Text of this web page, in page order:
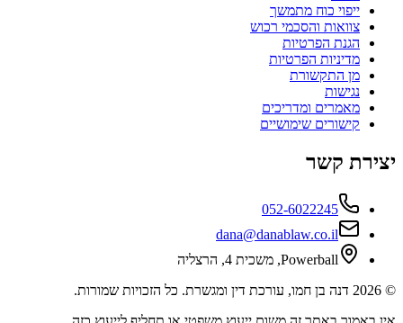
ייפוי כוח מתמשך
צוואות והסכמי רכוש
הגנת הפרטיות
מדיניות הפרטיות
מן התקשורת
נגישות
מאמרים ומדריכים
קישורים שימושיים
יצירת קשר
052-6022245
dana@danablaw.co.il
Powerball, משכית 4, הרצליה
©
2026 דנה בן חמו, עורכת דין ומגשרת. כל הזכויות שמורות.